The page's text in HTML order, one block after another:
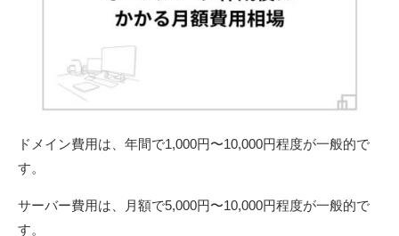
ドメイン費用は、年間で1,000円〜10,000円程度が一般的で
す。
サーバー費用は、月額で5,000円〜10,000円程度が一般的で
す。